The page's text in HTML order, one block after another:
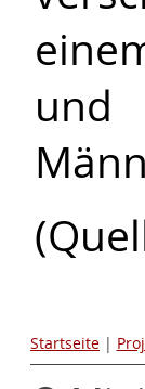
und
Startseite |